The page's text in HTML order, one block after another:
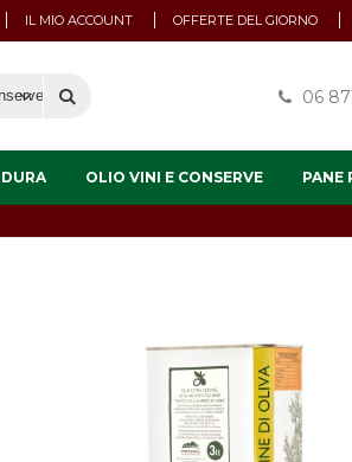
IL MIO ACCOUNT OFFERTE DEL GIORNO
06
OLIO VINI E CONSERVE PANE